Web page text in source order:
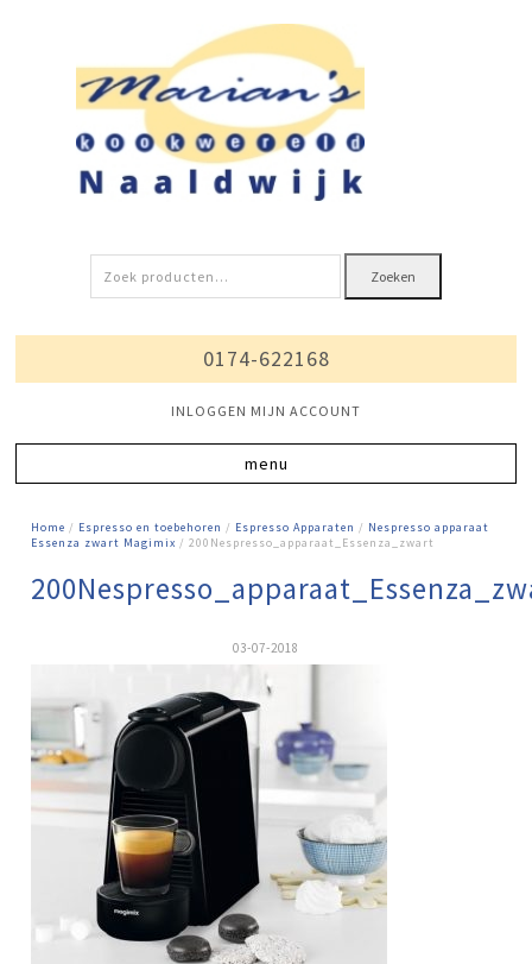
Zoeken
naar:
Zoeken
0174-622168
INLOGGEN MIJN ACCOUNT
Home / Espresso en toebehoren / Espresso Apparaten / Nespresso apparaat
Essenza zwart Magimix / 200Nespresso_apparaat_Essenza_zwart
03-07-2018